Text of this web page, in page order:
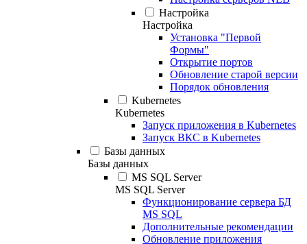
Настройка
Настройка
Установка "Первой
Формы"
Открытие портов
Обновление старой версии
Порядок обновления
Kubernetes
Kubernetes
Запуск приложения в Kubernetes
Запуск ВКС в Kubernetes
Базы данных
Базы данных
MS SQL Server
MS SQL Server
Функционирование сервера БД
MS SQL
Дополнительные рекомендации
Обновление приложения